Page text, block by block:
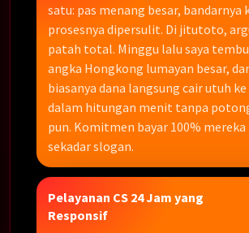
satu: pas menang besar, bandarnya
prosesnya dipersulit. Di jitutoto,
patah total. Minggu lalu saya
angka Hongkong lumayan besar,
biasanya dana langsung cair utuh
dalam hitungan menit tanpa
pun. Komitmen bayar 100% mereka
sekadar slogan.
Pelayanan CS 24 Jam yang
Responsif